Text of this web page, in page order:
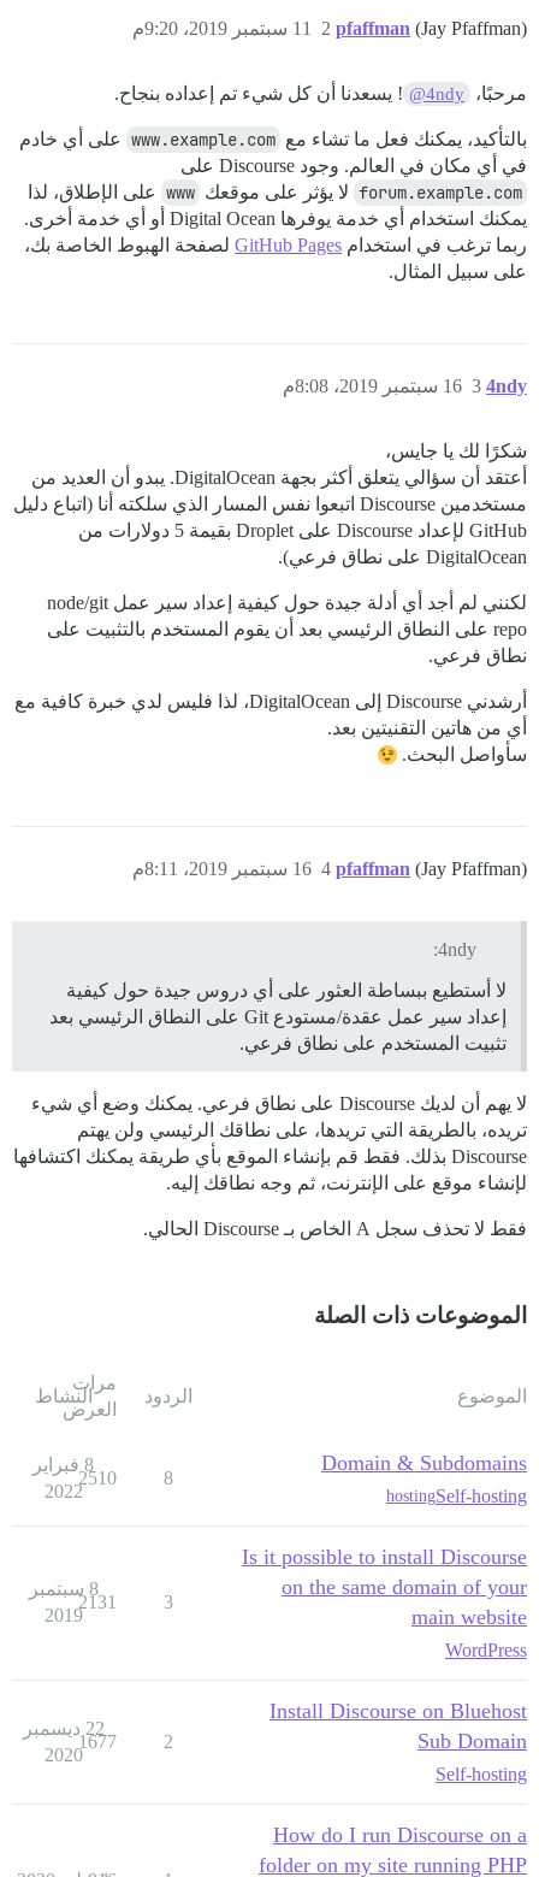
pfaffman (Jay Pfaffman) 11 سبتمبر 2019، 9:20م 2
مرحبًا، @4ndy ! يسعدنا أن كل شيء تم إعداده بنجاح.
بالتأكيد، يمكنك فعل ما تشاء مع www.example.com على أي خادم
في أي مكان في العالم. وجود Discourse على
forum.example.com لا يؤثر على موقعك www على الإطلاق، لذا
يمكنك استخدام أي خدمة يوفرها Digital Ocean أو أي خدمة أخرى.
ربما ترغب في استخدام GitHub Pages لصفحة الهبوط الخاصة بك،
على سبيل المثال.
4ndy 16 سبتمبر 2019، 8:08م 3
شكرًا لك يا جايس،
أعتقد أن سؤالي يتعلق أكثر بجهة DigitalOcean. يبدو أن العديد من
مستخدمين Discourse اتبعوا نفس المسار الذي سلكته أنا (اتباع دليل
GitHub لإعداد Discourse على Droplet بقيمة 5 دولارات من
DigitalOcean على نطاق فرعي).
لكنني لم أجد أي أدلة جيدة حول كيفية إعداد سير عمل node/git
repo على النطاق الرئيسي بعد أن يقوم المستخدم بالتثبيت على
نطاق فرعي.
أرشدني Discourse إلى DigitalOcean، لذا فليس لدي خبرة كافية مع
أي من هاتين التقنيتين بعد.
سأواصل البحث.
pfaffman (Jay Pfaffman) 16 سبتمبر 2019، 8:11م 4
4ndy:
لا أستطيع ببساطة العثور على أي دروس جيدة حول كيفية
إعداد سير عمل عقدة/مستودع Git على النطاق الرئيسي بعد
تثبيت المستخدم على نطاق فرعي.
لا يهم أن لديك Discourse على نطاق فرعي. يمكنك وضع أي شيء
تريده، بالطريقة التي تريدها، على نطاقك الرئيسي ولن يهتم
Discourse بذلك. فقط قم بإنشاء الموقع بأي طريقة يمكنك اكتشافها
لإنشاء موقع على الإنترنت، ثم وجه نطاقك إليه.
فقط لا تحذف سجل A الخاص بـ Discourse الحالي.
الموضوعات ذات الصلة
الموضوع الردود
مرات
العرض
النشاط
Domain & Subdomains
Self-hosting
hosting
8
2510
8 فبراير
2022
Is it possible to install Discourse
on the same domain of your
main website
WordPress
3
2131
8 سبتمبر
2019
Install Discourse on Bluehost
Sub Domain
Self-hosting
2
1677
22 ديسمبر
2020
How do I run Discourse on a
folder on my site running PHP